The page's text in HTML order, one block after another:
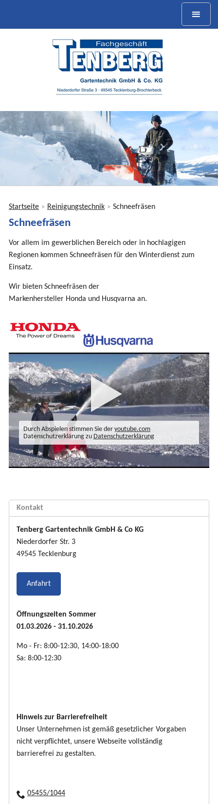
Sie
sind
hier
Startseite > Reinigungstechnik > Schneefräsen
Schneefräsen
Vor allem im gewerblichen Bereich oder in hochlagigen
Regionen kommen Schneefräsen für den Winterdienst zum
Einsatz.
Wir bieten Schneefräsen der
Markenhersteller Honda und Husqvarna an.
Durch Abspielen stimmen Sie der youtube.com
Datenschutzerklärung zu Datenschutzerklärung
Kontakt
Tenberg Gartentechnik GmbH & Co KG
Niederdorfer Str. 3
49545 Tecklenburg
Anfahrt
Öffnungszeiten Sommer
01.03.2026 - 31.10.2026
Mo - Fr: 8:00-12:30, 14:00-18:00
Sa: 8:00-12:30
Hinweis zur Barrierefreiheit
Unser Unternehmen ist gemäß gesetzlicher Vorgaben
nicht verpflichtet, unsere Webseite vollständig
barrierefrei zu gestalten.
05455/1044